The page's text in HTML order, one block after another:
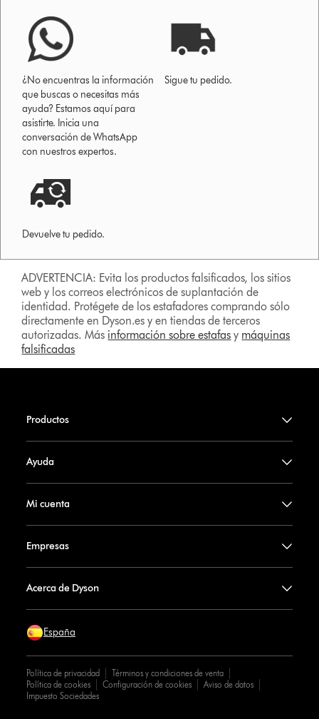
¿No encuentras la información
que buscas o necesitas más
ayuda? Estamos aquí para
asistirte. Inicia una
conversación de WhatsApp
con nuestros expertos.
Sigue tu pedido.
Devuelve tu pedido.
ADVERTENCIA: Evita los productos falsificados, los sitios
web y los correos electrónicos de suplantación de
identidad. Protégete de los estafadores comprando sólo
directamente en Dyson.es y en tiendas de terceros
autorizadas. Más información sobre estafas y máquinas
falsificadas
Productos
Ayuda
Mi cuenta
Empresas
Acerca de Dyson
España
Política de privacidad
Términos y condiciones de venta
Política de cookies
Configuración de cookies
Aviso de datos
Impuesto Sociedades